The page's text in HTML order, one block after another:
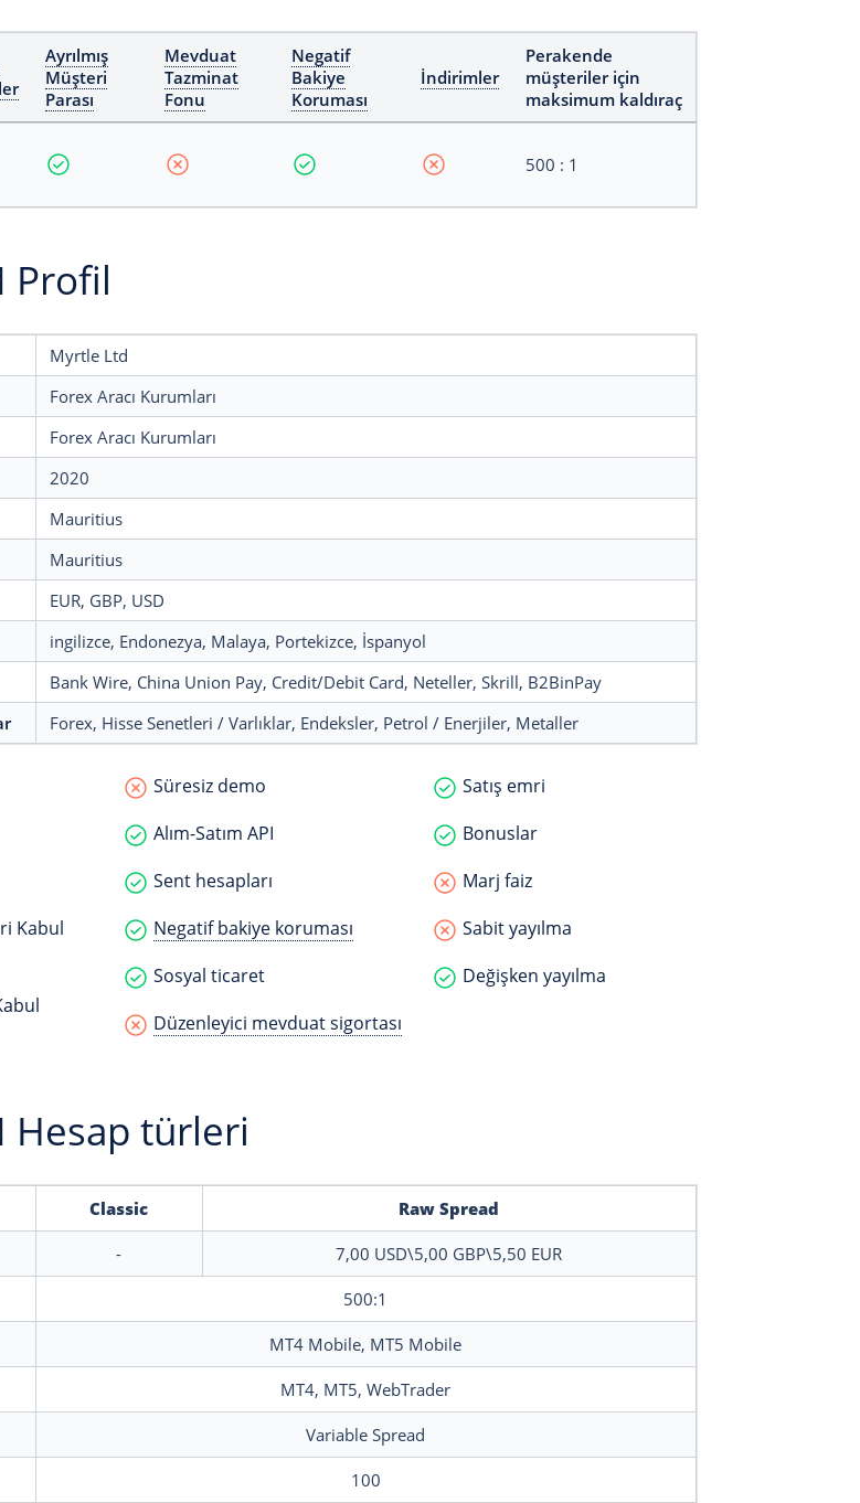
Ayrılmış
Müşteri
Parası
Mevduat
Tazminat
Fonu
Negatif
Bakiye
Koruması
İndirimler
Perakende
müşteriler için
maksimum kaldıraç
500 : 1
Profil
Myrtle Ltd
Forex Aracı Kurumları
Forex Aracı Kurumları
2020
Mauritius
Mauritius
EUR, GBP, USD
ingilizce, Endonezya, Malaya, Portekizce, İspanyol
Bank Wire, China Union Pay, Credit/Debit Card, Neteller, Skrill, B2BinPay
Forex, Hisse Senetleri / Varlıklar, Endeksler, Petrol / Enerjiler, Metaller
Kabul
Süresiz demo
Alım-Satım API
Sent hesapları
Negatif bakiye koruması
Sosyal ticaret
Düzenleyici mevduat sigortası
Satış emri
Bonuslar
Marj faiz
Sabit yayılma
Değişken yayılma
Hesap türleri
Classic Raw Spread
- 7,00 USD\5,00 GBP\5,50 EUR
500:1
MT4 Mobile, MT5 Mobile
MT4, MT5, WebTrader
Variable Spread
100